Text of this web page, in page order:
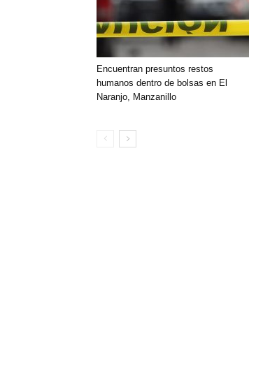
Encuentran presuntos restos
humanos dentro de bolsas en El
Naranjo, Manzanillo